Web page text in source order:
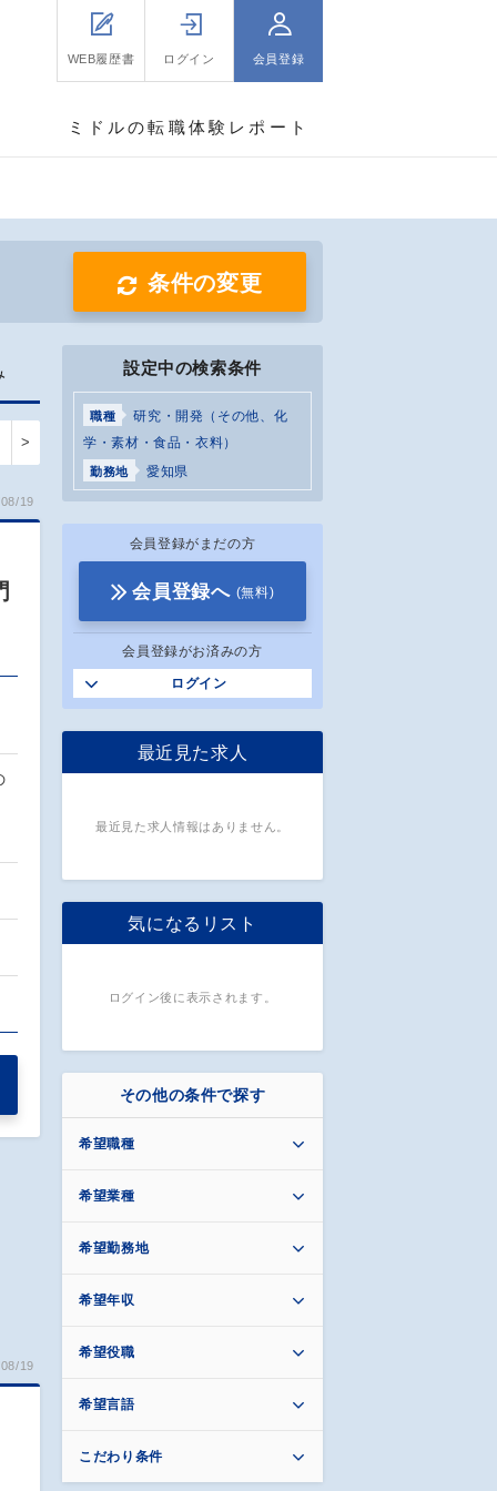
WEB履歴書 ログイン 会員登録
ミドルの転職体験レポート
条件の変更
>
19
19
設定中の検索条件
職種
研究・開発（その他、化
学・素材・食品・衣料）
勤務地 愛知県
会員登録がまだの方
会員登録へ (無料)
会員登録がお済みの方
ログイン
最近見た求人
最近見た求人情報はありません。
気になるリスト
ログイン後に表示されます。
その他の条件で探す
希望職種
希望業種
希望勤務地
希望年収
希望役職
希望言語
こだわり条件